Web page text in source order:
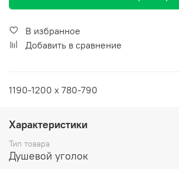
В избранное
Добавить в сравнение
1190-1200 x 780-790
Характеристики
Тип товара
Душевой уголок